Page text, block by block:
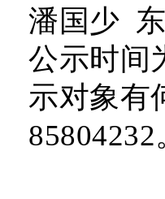
潘国少
公示时间
示对象有
85804232